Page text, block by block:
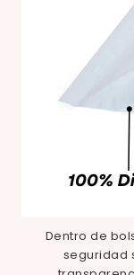
Dentro de
seguridad